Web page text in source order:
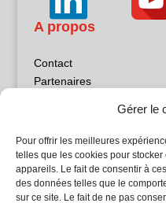
Gérer le
Pour offrir les meilleures
telles que les cookies pour
appareils. Le fait de consentir à
des données telles que le
sur ce site. Le fait de ne pas
A propos
Contact
Partenaires
Politique de confidentialité
Sites partenaires
5Façades